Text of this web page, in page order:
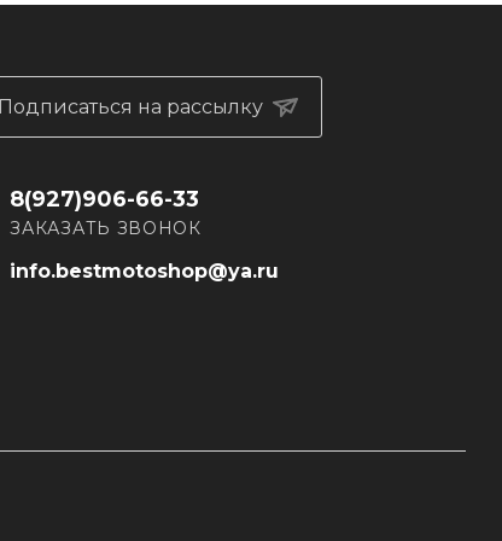
Подписаться на рассылку
8(927)906-66-33
ЗАКАЗАТЬ ЗВОНОК
info.bestmotoshop@ya.ru